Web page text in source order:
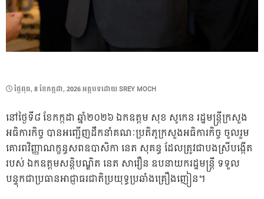
POSTED
ថ្ងៃ​ពុធ, 8 ខែ​កក្កដា, 2026អត្ថបទដោយSREY MOCH
នៅថ្ងៃទី៨ ខែកក្កដា ឆ្នាំ២០២៦ ឯកឧត្ដម សុខ សូកេន រដ្ឋមន្រ្តីក្រសួង
អធិការកិច្ច បានអញ្ជើញដឹកនាំគណៈប្រតិភូក្រសួងអធិការកិច្ច ចូលរួម
គោរពវិញ្ញាណក្ខន្ធសពឧបាសិកា នេត សុគន្ធ ដែលត្រូវជាបងស្រីបង្កើត
របស់ ឯកឧត្តមសន្តិបណ្ឌិត នេត សាវឿន ឧបនាយករដ្ឋមន្ត្រី ទទួល
បន្ទុកជាប្រធានអាជ្ញាធរជាតិប្រយុទ្ធប្រឆាំងគ្រឿងញៀន។